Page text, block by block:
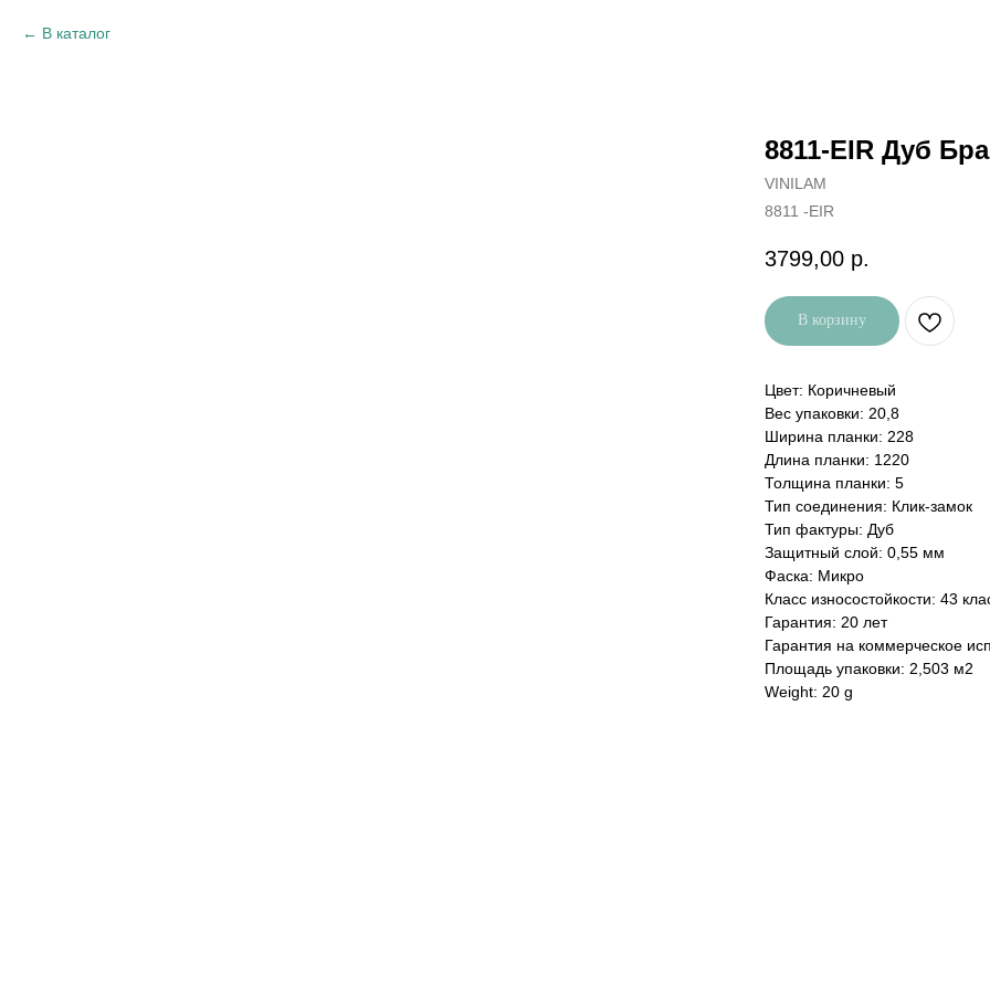
В каталог
8811-EIR Дуб
VINILAM
8811 -EIR
3799,00 р.
В корзину
Цвет: Коричневый
Вес упаковки: 20,8
Ширина планки: 228
Длина планки: 1220
Толщина планки: 5
Тип соединения: Клик-замок
Тип фактуры: Дуб
Защитный слой: 0,55 мм
Фаска: Микро
Класс износостойкости: 43
Гарантия: 20 лет
Гарантия на коммерческое
Площадь упаковки: 2,503 м2
Weight: 20 g